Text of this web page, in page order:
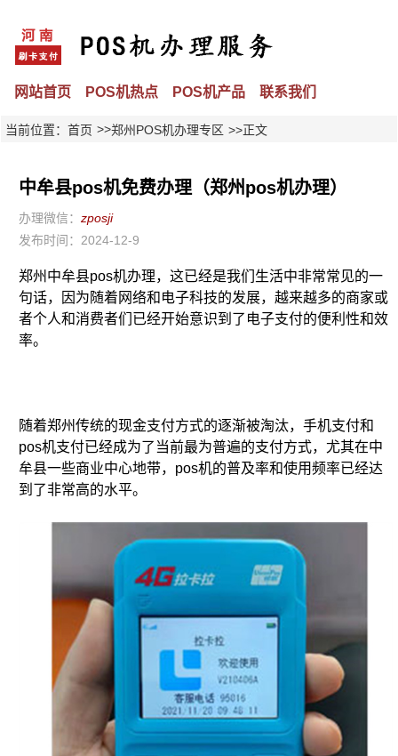
网站首页 POS机热点 POS机产品 联系我们
当前位置： 首页 >>郑州POS机办理专区 >>正文
中牟县pos机免费办理（郑州pos机办理）
办理微信： zposji
发布时间：2024-12-9
郑州中牟县pos机办理，这已经是我们生活中非常常见的一
句话，因为随着网络和电子科技的发展，越来越多的商家或
者个人和消费者们已经开始意识到了电子支付的便利性和效
率。
随着郑州传统的现金支付方式的逐渐被淘汰，手机支付和
pos机支付已经成为了当前最为普遍的支付方式，尤其在中
牟县一些商业中心地带，pos机的普及率和使用频率已经达
到了非常高的水平。